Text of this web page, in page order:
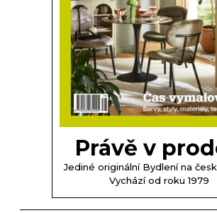
Právě v
Jediné originální Bydlení na
Vychází od roku 1979